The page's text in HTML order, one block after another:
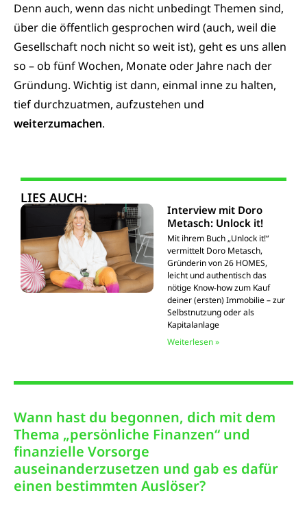
Denn auch, wenn das nicht unbedingt Themen sind,
über die öffentlich gesprochen wird (auch, weil die
Gesellschaft noch nicht so weit ist), geht es uns allen
so – ob fünf Wochen, Monate oder Jahre nach der
Gründung. Wichtig ist dann, einmal inne zu halten,
tief durchzuatmen, aufzustehen und
weiterzumachen.
LIES AUCH:
Interview mit Doro
Metasch: Unlock it!
Mit ihrem Buch „Unlock it!“
vermittelt Doro Metasch,
Gründerin von 26 HOMES,
leicht und authentisch das
nötige Know-how zum Kauf
deiner (ersten) Immobilie – zur
Selbstnutzung oder als
Kapitalanlage
Weiterlesen »
Wann hast du begonnen, dich mit dem
Thema „persönliche Finanzen“ und
finanzielle Vorsorge
auseinanderzusetzen und gab es dafür
einen bestimmten Auslöser?